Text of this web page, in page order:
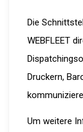
Die
WEBFLEET
Druckern,
Um weitere